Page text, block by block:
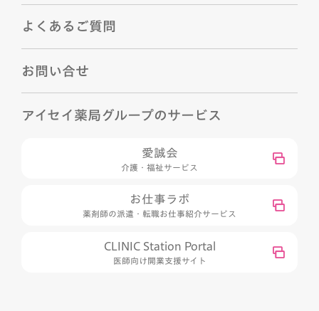
よくあるご質問
お問い合せ
アイセイ薬局グループのサービス
愛誠会
介護・福祉サービス
お仕事ラボ
薬剤師の派遣・転職お仕事紹介サービス
CLINIC Station Portal
医師向け開業支援サイト